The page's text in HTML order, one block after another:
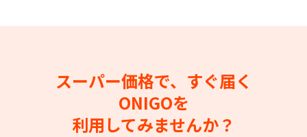
スーパー価格で、すぐ届く
ONIGOを
利用してみませんか？